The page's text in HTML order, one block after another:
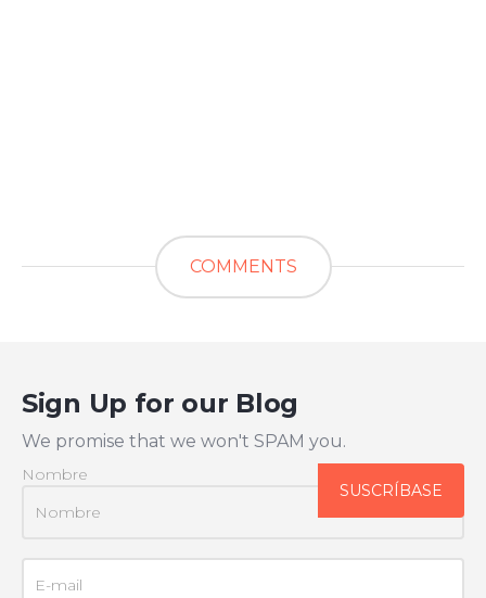
COMMENTS
Sign Up for our Blog
We promise that we won't SPAM you.
Nombre